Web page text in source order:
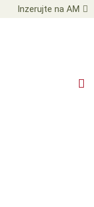
Inzerujte na AM